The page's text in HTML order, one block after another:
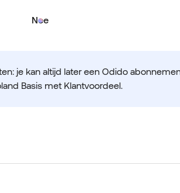
Nee
je kan altijd later een Odido
Basis met Klantvoordeel.